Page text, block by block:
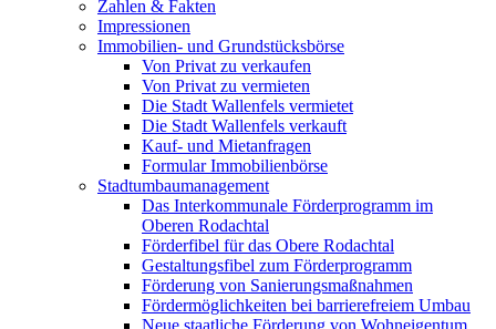
Zahlen & Fakten
Impressionen
Immobilien- und Grundstücksbörse
Von Privat zu verkaufen
Von Privat zu vermieten
Die Stadt Wallenfels vermietet
Die Stadt Wallenfels verkauft
Kauf- und Mietanfragen
Formular Immobilienbörse
Stadtumbaumanagement
Das Interkommunale Förderprogramm im
Oberen Rodachtal
Förderfibel für das Obere Rodachtal
Gestaltungsfibel zum Förderprogramm
Förderung von Sanierungsmaßnahmen
Fördermöglichkeiten bei barrierefreiem Umbau
Neue staatliche Förderung von Wohneigentum